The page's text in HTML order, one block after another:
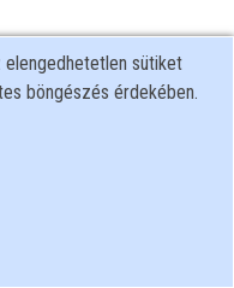
elengedhetetlen sütiket
böngészés érdekében.